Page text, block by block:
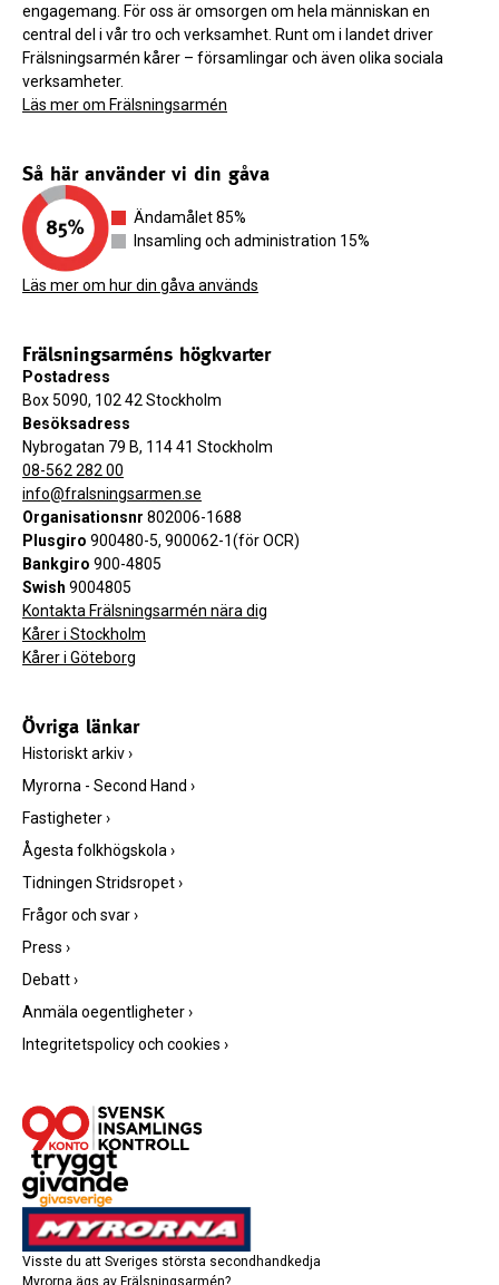
engagemang. För oss är omsorgen om hela människan en
central del i vår tro och verksamhet. Runt om i landet driver
Frälsningsarmén kårer – församlingar och även olika sociala
verksamheter.
Läs mer om Frälsningsarmén
Så här använder vi din gåva
Ändamålet 85%
Insamling och administration 15%
Läs mer om hur din gåva används
Frälsningsarméns högkvarter
Postadress
Box 5090, 102 42 Stockholm
Besöksadress
Nybrogatan 79 B, 114 41 Stockholm
08-562 282 00
info@fralsningsarmen.se
Organisationsnr 802006-1688
Plusgiro 900480-5, 900062-1(för OCR)
Bankgiro 900-4805
Swish 9004805
Kontakta Frälsningsarmén nära dig
Kårer i Stockholm
Kårer i Göteborg
Övriga länkar
Historiskt arkiv›
Myrorna - Second Hand ›
Fastigheter›
Ågesta folkhögskola ›
Tidningen Stridsropet›
Frågor och svar›
Press ›
Debatt›
Anmäla oegentligheter›
Integritetspolicy och cookies ›
Visste du att Sveriges största secondhandkedja
Myrorna ägs av Frälsningsarmén?